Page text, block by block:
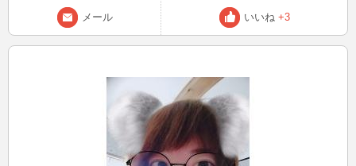
2ヶ月以内に、東京都民の直筆384万人集められるかなぁ？？ 皆さん
はどう思います？？ この後、22:44 曇りの日ほど紫外線強いです 日
傘など、しっかり対策しましょうね☂️ 【余談】 こんなのありまし
ンラインは無効なので、無駄かもしれない それでもたしになれば良
いのかなと思って、署名してみました 皆さんは署名します？？ ブロ
グは皆様から頂いたご質問、教えてもらったこと、盛り上がった話題
なファッションして、待ち合わせしてなど、リクエストOK☆ 最後ま
メール いいね +3